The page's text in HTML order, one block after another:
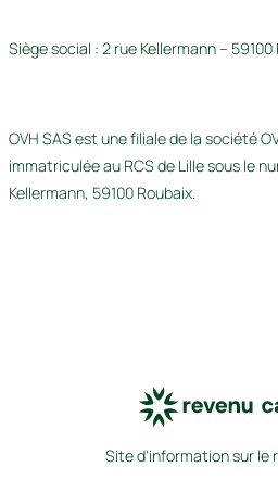
Siège social : 2 rue Kellermann –
OVH SAS est une filiale de la société
immatriculée au RCS de Lille sous le
Kellermann, 59100 Roubaix.
Site d'information sur le